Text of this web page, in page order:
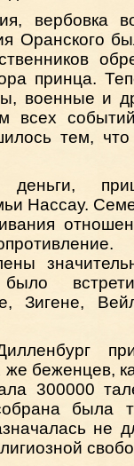
вербовка
Оранского
принца.
военные и
всех
тем,
Нассау.
Зигене,
же беженцев,
300000
была
не